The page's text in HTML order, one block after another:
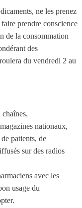
ne les prenez
prendre conscience
de la consommation
des
du vendredi 2 au
nationaux,
patients, de
sur des radios
avec les
usage du